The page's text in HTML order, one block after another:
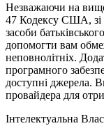
Незважаючи на
47 Кодексу США, зі
засоби
допомогти вам
неповнолітніх.
програмного
доступні джерела.
провайдера для
Інтелектуальна